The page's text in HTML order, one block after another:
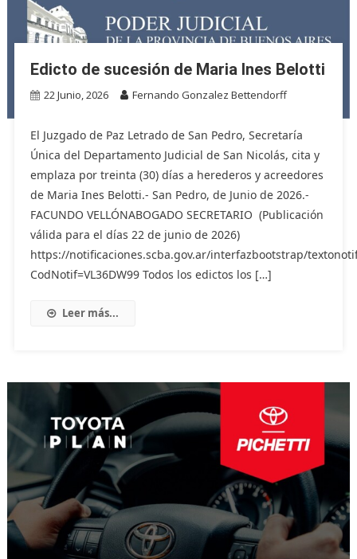
Edicto de sucesión de Maria Ines Belotti
22 Junio, 2026 Fernando Gonzalez Bettendorff
El Juzgado de Paz Letrado de San Pedro, Secretaría
Única del Departamento Judicial de San Nicolás, cita y
emplaza por treinta (30) días a herederos y acreedores
de Maria Ines Belotti.- San Pedro, de Junio de 2026.-
FACUNDO VELLÓNABOGADO SECRETARIO (Publicación
válida para el días 22 de junio de 2026)
https://notificaciones.scba.gov.ar/interfazbootstrap/
CodNotif=VL36DW99 Todos los edictos los […]
Leer más...